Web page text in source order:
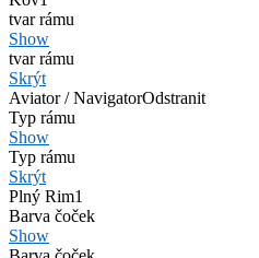
tvar rámu
Show
tvar rámu
Skrýt
Aviator / NavigatorOdstranit
Typ rámu
Show
Typ rámu
Skrýt
Plný Rim1
Barva čoček
Show